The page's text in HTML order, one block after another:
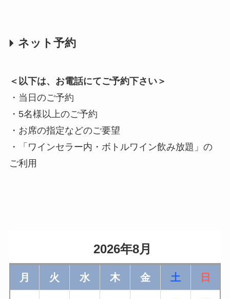
ネット予約
＜以下は、お電話にてご予約下さい＞
・当日のご予約
・5名様以上のご予約
・お席の指定などのご要望
・「ワインセラー内・ボトルワイン飲み放題」の
ご利用
                    2026年8月
月 火 水 木 金 土 日